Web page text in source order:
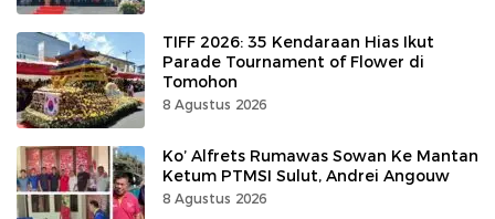
TIFF 2026: 35 Kendaraan Hias Ikut
Parade Tournament of Flower di
Tomohon
8 Agustus 2026
Ko’ Alfrets Rumawas Sowan Ke Mantan
Ketum PTMSI Sulut, Andrei Angouw
8 Agustus 2026